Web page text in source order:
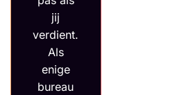
jij
verdient.
Als
enige
bureau